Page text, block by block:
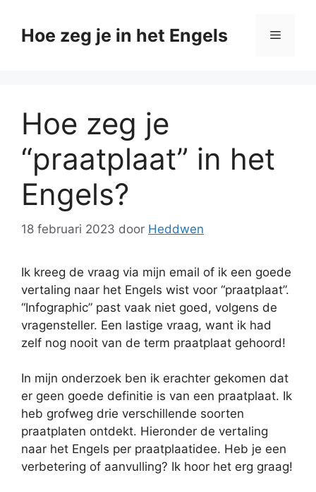
naarHoe zeg je in het Engels Menu
Hoe zeg je
“praatplaat” in het
Engels?
18 februari 2023 door Heddwen
Ik kreeg de vraag via mijn email of ik een goede
vertaling naar het Engels wist voor “praatplaat”.
“Infographic” past vaak niet goed, volgens de
vragensteller. Een lastige vraag, want ik had
zelf nog nooit van de term praatplaat gehoord!
In mijn onderzoek ben ik erachter gekomen dat
er geen goede definitie is van een praatplaat. Ik
heb grofweg drie verschillende soorten
praatplaten ontdekt. Hieronder de vertaling
naar het Engels per praatplaatidee. Heb je een
verbetering of aanvulling? Ik hoor het erg graag!